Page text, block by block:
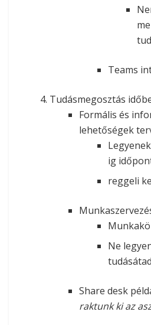
Teams
Tudásmegosztás
Formális és
lehetőségek
ig
reggeli
Ne
Share desk
raktunk ki az